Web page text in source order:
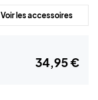
Voir les accessoires
34,95 €